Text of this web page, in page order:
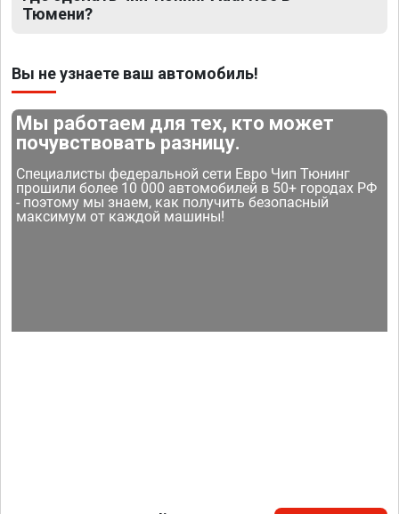
Тюмени?
Вы не узнаете ваш автомобиль!
Мы работаем для тех, кто может
почувствовать разницу.
Специалисты федеральной сети Евро Чип Тюнинг
прошили более 10 000 автомобилей в 50+ городах РФ
- поэтому мы знаем, как получить безопасный
максимум от каждой машины!